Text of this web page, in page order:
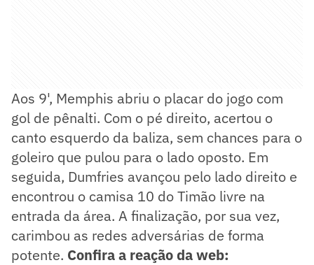
Aos 9', Memphis abriu o placar do jogo com
gol de pênalti. Com o pé direito, acertou o
canto esquerdo da baliza, sem chances para o
goleiro que pulou para o lado oposto. Em
seguida, Dumfries avançou pelo lado direito e
encontrou o camisa 10 do Timão livre na
entrada da área. A finalização, por sua vez,
carimbou as redes adversárias de forma
potente. Confira a reação da web: